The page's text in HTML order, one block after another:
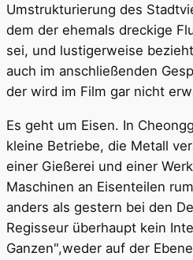
Umstrukturierung des
dem der ehemals dreckige
sei, und lustigerweise
auch im anschließenden
der wird im Film gar nicht
Es geht um Eisen. In
kleine Betriebe, die Metall
einer Gießerei und einer
Maschinen an Eisenteilen
anders als gestern bei den
Regisseur überhaupt kein
Ganzen",weder auf der